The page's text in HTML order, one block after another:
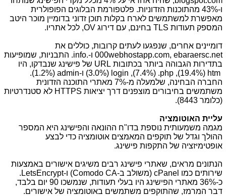
ו-43% מהתוכנות הזדוניות. פלטפורמת הבלוגים הפופולרית
מאפשרת למשתמשים לארח בקלות תוכן זדוני בדומיין מוכר היטב
המספק תעודות TLS בחינם, עם דירוג OV, לכל אתריו.
דומיינים אחרים, שנפגעו לעתים קרובות, כוללים את
000webhostapp.com, ebaraersc.net ו-.info. התבניות, שמופיעות
בתדירות הגבוהה ביותר בכתובות URL של פישינג שנבדקו, היו
htm
(19.4%)
,
.php
(7.4%),
login (3.0%) ו- admin
(1.2%
(
.
החברה הבחינה, שלמעלה מ-7% מאתרי התוכנה הזדונית
משתמשים בחיבורים מוצפנים דרך יציאות HTTPS לא סטנדרטיות
(כלומר 8443).
עליית האוטומציה
מגמה משמעותית נוספת בדו"ח ההונאה והפישינג היא המספר
ההולך וגדל של תוקפים המאמצים אוטומציה כדי לבצע
אופטימיזציה של התקפות פישינג.
הנתונים מראים, שאתרי פישינג רבים משיגים אישורים באמצעות
שירותים כמו cPanel (משולב ב-Comodo CA) ו-LetsEncrypt
.
כ-36%
מאתרי הפישינג היו בעלי תעודות, שנמשכו 90 יום בלבד,
דבר המרמז, שהתוקפים משתמשים באוטומציה של אישורים.